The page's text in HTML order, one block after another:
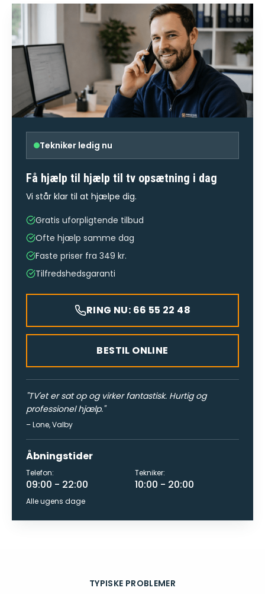
Tekniker ledig nu
Få hjælp til hjælp til tv opsætning i dag
Vi står klar til at hjælpe dig.
Gratis uforpligtende tilbud
Ofte hjælp samme dag
Faste priser fra 349 kr.
Tilfredshedsgaranti
RING NU: 66 55 22 48
BESTIL ONLINE
"TV'et er sat op og virker fantastisk. Hurtig og
professionel hjælp."
–Lone,Valby
Åbningstider
Telefon:
09:00 - 22:00
Tekniker:
10:00 - 20:00
Alle ugens dage
TYPISKE PROBLEMER